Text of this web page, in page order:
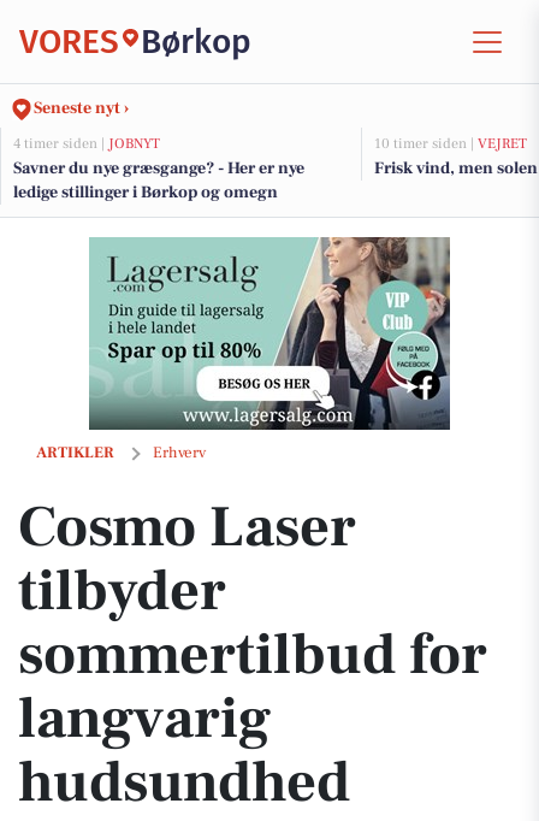
VORES Børkop
Seneste nyt ›
4 timer siden | JOBNYT
Savner du nye græsgange? - Her er nye
ledige stillinger i Børkop og omegn
10 timer siden | VEJRET
Frisk vind, men
ARTIKLER Erhverv
Cosmo Laser tilbyder sommertilbud for langvarig hudsundhed
Cosmo Laser
tilbyder
sommertilbud for
langvarig
hudsundhed